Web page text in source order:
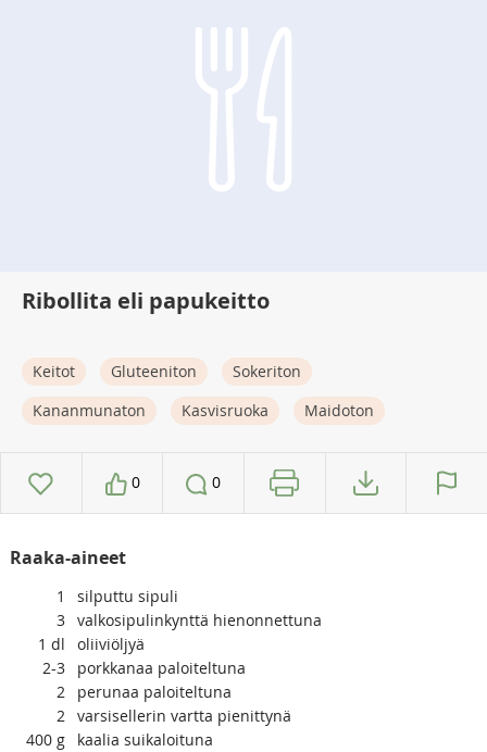
Ribollita eli papukeitto
Keitot Gluteeniton
Sokeriton
Kananmunaton
Kasvisruoka Maidoton
0 0
Raaka-aineet
1
silputtu sipuli
3 valkosipulinkynttä hienonnettuna
1 dl
oliiviöljyä
2-3
porkkanaa paloiteltuna
2
perunaa paloiteltuna
2 varsisellerin vartta pienittynä
400 g
kaalia suikaloituna